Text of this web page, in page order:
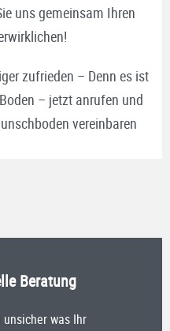
uns gemeinsam Ihren
zufrieden – Denn es ist
– jetzt anrufen und
vereinbaren
Beratung
was Ihr